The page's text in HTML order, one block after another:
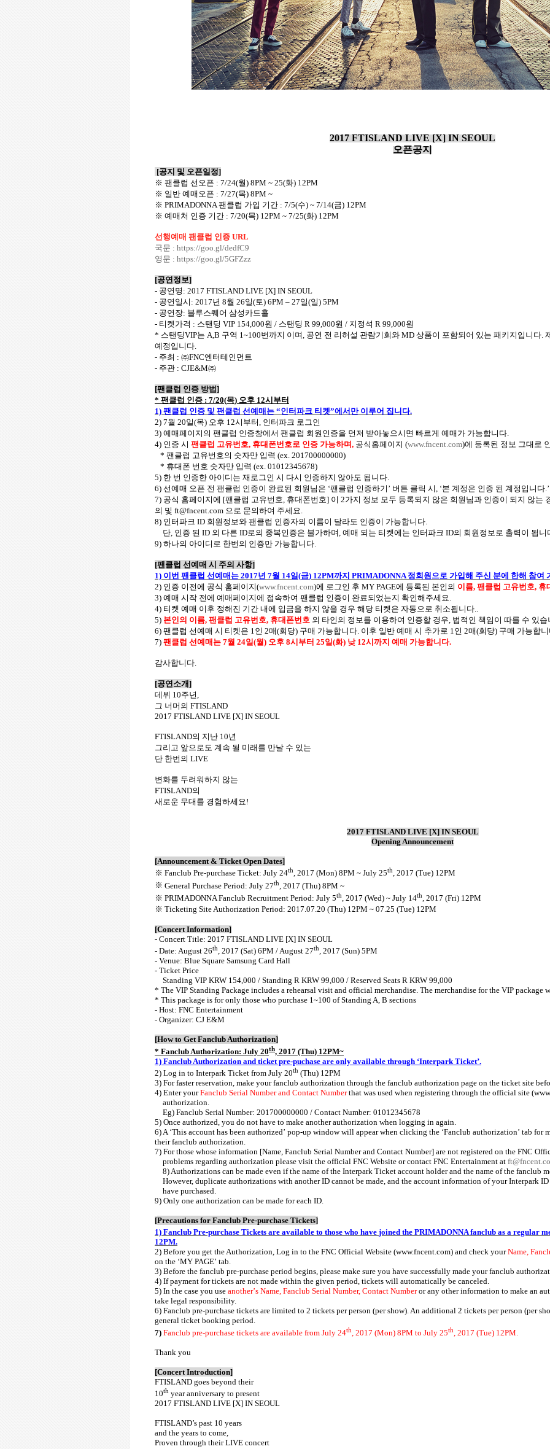
2017 FTISLAND LIVE [X] IN SEOUL
오픈공지
[공지 및 오픈일정]
※ 팬클럽 선오픈 : 7/24(월) 8PM ~ 25(화) 12PM
※ 일반 예매오픈 : 7/27(목) 8PM ~
※ PRIMADONNA 팬클럽 가입 기간 : 7/5(수) ~ 7/14(금) 12PM
※ 예매처 인증 기간 : 7/20(목) 12PM ~ 7/25(화) 12PM
선행예매 팬클럽 인증 URL
국문 : https://goo.gl/dedfC9
영문 : https://goo.gl/5GFZzz
[공연정보]
- 공연명 : 2017 FTISLAND LIVE [X] IN SEOUL
- 공연일시 : 2017년 8월 26일(토) 6PM – 27일(일) 5PM
- 공연장: 블루스퀘어 삼성카드홀
- 티켓가격 : 스탠딩 VIP 154,000원 / 스탠딩 R 99,000원 / 지정석 R 99,000원
* 스탠딩VIP는 A,B 구역 1~100번까지 이며, 공연 전 리허설 관람기회와 MD 상품이 포함되어 있는 패키지입니다.
예정입니다.
- 주최 : ㈜FNC엔터테인먼트
- 주관 : CJE&M㈜
[팬클럽 인증 방법 ]
* 팬클럽 인증 : 7/20(목) 오후 12시부터
1) 팬클럽 인증 및 팬클럽 선예매는 “인터파크 티켓”에서만 이루어 집니다.
2) 7월 20일(목) 오후 12시부터, 인터파크 로그인
3) 예매페이지의 팬클럽 인증창에서 팬클럽 회원인증을 먼저 받아놓으시면 빠르게 예매가 가능합니다.
4) 인증 시 팬클럽 고유번호, 휴대폰번호로 인증 가능하며 , 공식홈페이지 (www.fncent.com)에 등록된 정보 그대로
* 팬클럽 고유번호의 숫자만 입력 (ex. 201700000000)
* 휴대폰 번호 숫자만 입력 (ex. 01012345678)
5) 한 번 인증한 아이디는 재로그인 시 다시 인증하지 않아도 됩니다.
6) 선예매 오픈 전 팬클럽 인증이 완료된 회원님은 ‘팬클럽 인증하기 ’ 버튼 클릭 시, ‘본 계정은 인증 된 계정입니다
7) 공식 홈페이지에 [팬클럽 고유번호, 휴대폰번호] 이 2가지 정보 모두 등록되지 않은 회원님과 인증이 되지 않는
의 및 ft@fncent.com 으로 문의하여 주세요.
8) 인터파크 ID 회원정보와 팬클럽 인증자의 이름이 달라도 인증이 가능합니다.
단, 인증 된 ID 외 다른 ID로의 중복인증은 불가하며, 예매 되는 티켓에는 인터파크 ID의 회원정보로 출력이 됩니
9) 하나의 아이디로 한번의 인증만 가능합니다.
[팬클럽 선예매 시 주의 사항]
1) 이번 팬클럽 선예매는 2017년 7월 14일(금) 12PM까지 PRIMADONNA 정회원으로 가입해 주신 분에 한해 참여
2) 인증 이전에 공식 홈페이지(www.fncent.com)에 로그인 후 MY PAGE에 등록된 본인의 이름, 팬클럽 고유번호, 휴
3) 예매 시작 전에 예매페이지에 접속하여 팬클럽 인증이 완료되었는지 확인해주세요.
4) 티켓 예매 이후 정해진 기간 내에 입금을 하지 않을 경우 해당 티켓은 자동으로 취소됩니다..
5) 본인의 이름, 팬클럽 고유번호, 휴대폰번호 외 타인의 정보를 이용하여 인증할 경우, 법적인 책임이 따를 수 있습
6) 팬클럽 선예매 시 티켓은 1인 2매(회당) 구매 가능합니다. 이후 일반 예매 시 추가로 1인 2매(회당) 구매 가능합
7) 팬클럽 선예매는 7월 24일(월) 오후 8시부터 25일(화) 낮 12시까지 예매 가능합니다.
감사합니다.
[공연소개]
데뷔 10주년,
그 너머의 FTISLAND
2017 FTISLAND LIVE [X] IN SEOUL
FTISLAND의 지난 10년
그리고 앞으로도 계속 될 미래를 만날 수 있는
단 한번의 LIVE
변화를 두려워하지 않는
FTISLAND의
새로운 무대를 경험하세요!
2017 FTISLAND LIVE [X] IN SEOUL
Opening Announcement
[Announcement & Ticket Open Dates]
※ Fanclub Pre-purchase Ticket: July 24th, 2017 (Mon) 8PM ~ July 25th, 2017 (Tue) 12PM
※ General Purchase Period: July 27th , 2017 (Thu) 8PM ~
※ PRIMADONNAFanclub Recruitment Period: July 5th, 2017 (Wed) ~ July 14th, 2017 (Fri) 12PM
※ Ticketing Site Authorization Period: 2017.07.20 (Thu) 12PM ~ 07.25 (Tue) 12PM
[Concert Information]
- Concert Title: 2017 FTISLAND LIVE [X] IN SEOUL
- Date: August 26th, 2017 (Sat) 6PM / August 27th, 2017 (Sun) 5PM
- Venue: Blue Square Samsung Card Hall
- Ticket Price
Standing VIP KRW 154,000 / Standing R KRW 99,000 / Reserved Seats R KRW 99,000
* The VIP Standing Package includes a rehearsal visit and official merchandise. The merchandise for the VIP package
* This package is for only those who purchase 1~100 of Standing A, B sections
- Host: FNC Entertainment
- Organizer: CJ E&M
[How to Get Fanclub Authorization]
* Fanclub Authorization: July 20th, 2017 (Thu) 12PM~
1) Fanclub Authorization and ticket pre-puchase are only available through ‘Interpark Ticket’.
2) Log in to Interpark Ticket from July 20th (Thu) 12PM
3) For faster reservation, make your fanclub authorization through the fanclub authorization page on the ticket site
4) Enter your Fanclub Serial Number and Contact Numberthat was used when registering through the official site (
authorization.
Eg) Fanclub Serial Number: 201700000000 / Contact Number: 01012345678
5) Once authorized, you do not have to make another authorization when logging in again.
6) A‘This account has been authorized’ pop-up window will appear when clicking the ‘Fanclub authorization’ tab for
their fanclub authorization.
7) For those whose information [Name, Fanclub Serial Number and Contact Number] are not registered on the FNC
problems regarding authorization please visit the official FNC Website or contact FNC Entertainment at
8) Authorizations can be made even if the name of the Interpark Ticket account holder and the name of the fanclub
However, duplicate authorizations with another ID cannot be made, and the account information of your Interpark
have purchased.
9) Only one authorization can be made for each ID.
[Precautions for Fanclub Pre-purchase Tickets]
1) Fanclub Pre-purchase Tickets are available to those who have joined the PRIMADONNA fanclub as a regular
12PM.
2) Before you get the Authorization, Log in to the FNC Official Website (www.fncent.com) and check your Name,
on the ‘MY PAGE’ tab.
3) Before the fanclub pre-purchase period begins, please make sure you have successfully made your fanclub
4) If payment for tickets are not made within the given period, tickets will automatically be canceled.
5) In the case you use another’s Name, Fanclub Serial Number, Contact Number or any other information to make an
take legal responsibility.
6) Fanclub pre-purchase tickets are limited to 2 tickets per person (per show). An additional 2 tickets per person (per
general ticket booking period.
7) Fanclub pre-purchase tickets are available from July 24th , 2017 (Mon) 8PM to July 25th , 2017 (Tue) 12PM.
Thank you
[Concert Introduction]
FTISLAND goes beyond their
10th year anniversary to present
2017 FTISLAND LIVE [X] IN SEOUL
FTISLAND’s past 10 years
and the years to come,
Proven through their LIVE concert